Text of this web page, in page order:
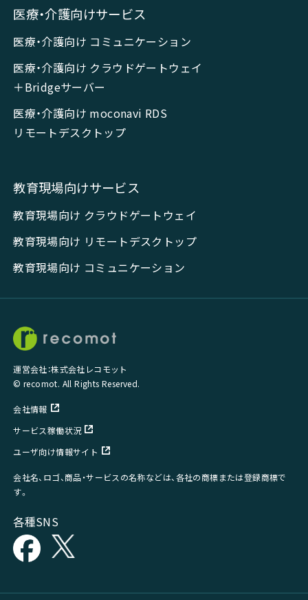
医療・介護向けサービス
医療・介護向け コミュニケーション
医療・介護向け クラウドゲートウェイ
＋Bridgeサーバー
医療・介護向け moconavi RDS
リモートデスクトップ
教育現場向けサービス
教育現場向け クラウドゲートウェイ
教育現場向け リモートデスクトップ
教育現場向け コミュニケーション
運営会社：株式会社レコモット
© recomot. All Rights Reserved.
会社情報
サービス稼働状況
ユーザ向け情報サイト
会社名、ロゴ、商品・サービスの名称などは、各社の商標または登録商標で
す。
各種SNS